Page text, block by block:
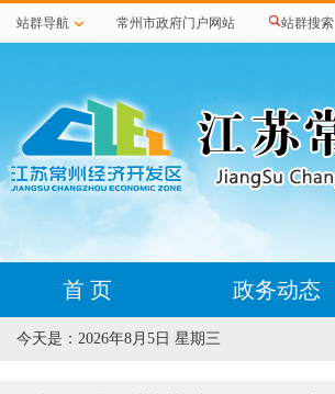
站群导航 常州市政府门户网站 站群搜索
首 页 政务动态
今天是： 2026年8月5日 星期三